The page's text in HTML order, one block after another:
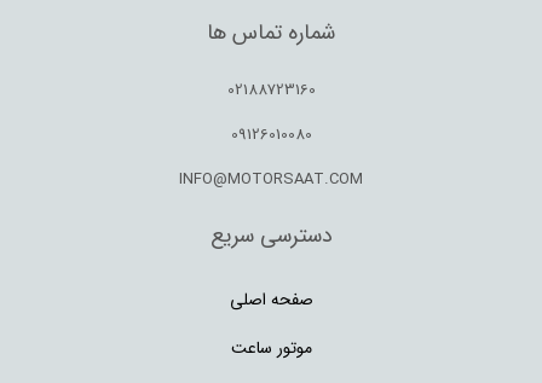
شماره تماس ها
02188723160
09126010080
INFO@MOTORSAAT.COM
دسترسی سریع
صفحه اصلی
موتور ساعت